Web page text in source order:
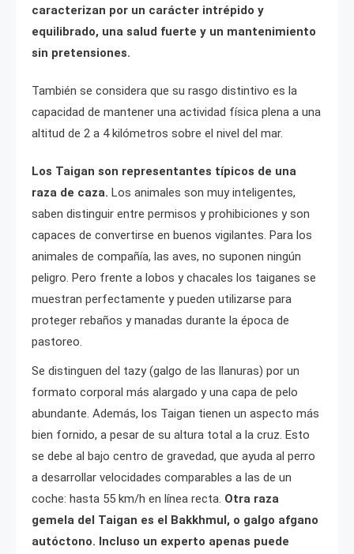
caracterizan por un carácter intrépido y
equilibrado, una salud fuerte y un mantenimiento
sin pretensiones.
También se considera que su rasgo distintivo es la
capacidad de mantener una actividad física plena a una
altitud de 2 a 4 kilómetros sobre el nivel del mar.
Los Taigan son representantes típicos de una
raza de caza. Los animales son muy inteligentes,
saben distinguir entre permisos y prohibiciones y son
capaces de convertirse en buenos vigilantes. Para los
animales de compañía, las aves, no suponen ningún
peligro. Pero frente a lobos y chacales los taiganes se
muestran perfectamente y pueden utilizarse para
proteger rebaños y manadas durante la época de
pastoreo.
Se distinguen del tazy (galgo de las llanuras) por un
formato corporal más alargado y una capa de pelo
abundante. Además, los Taigan tienen un aspecto más
bien fornido, a pesar de su altura total a la cruz. Esto
se debe al bajo centro de gravedad, que ayuda al perro
a desarrollar velocidades comparables a las de un
coche: hasta 55 km/h en línea recta. Otra raza
gemela del Taigan es el Bakkhmul, o galgo afgano
autóctono. Incluso un experto apenas puede